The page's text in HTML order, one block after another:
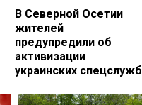
В Северной Осетии
жителей
предупредили об
активизации
украинских спецслужб